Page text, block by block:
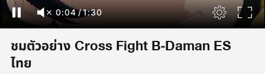
0:04/1:30
ชมตัวอย่าง Cross Fight B-Daman ES
ไทย